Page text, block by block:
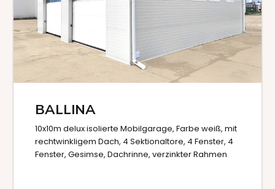
BALLINA
10x10m delux isolierte Mobilgarage, Farbe weiß, mit
rechtwinkligem Dach, 4 Sektionaltore, 4 Fenster, 4
Fenster, Gesimse, Dachrinne, verzinkter Rahmen